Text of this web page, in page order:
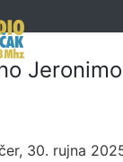
30. rujna